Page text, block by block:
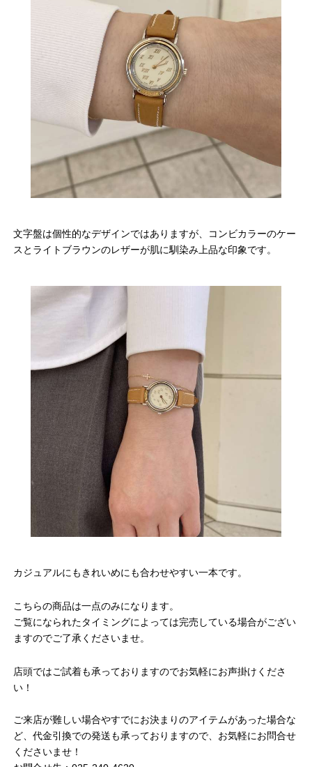
文字盤は個性的なデザインではありますが、コンビカラーのケー
スとライトブラウンのレザーが肌に馴染み上品な印象です。
カジュアルにもきれいめにも合わせやすい一本です。
こちらの商品は一点のみになります。
ご覧になられたタイミングによっては完売している場合がござい
ますのでご了承くださいませ。
店頭ではご試着も承っておりますのでお気軽にお声掛けくださ
い！
ご来店が難しい場合やすでにお決まりのアイテムがあった場合な
ど、代金引換での発送も承っておりますので、お気軽にお問合せ
くださいませ！